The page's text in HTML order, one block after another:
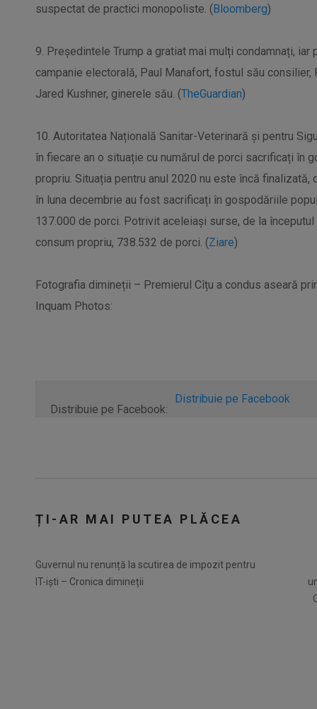
suspectat de practici monopoliste. (Bloomberg)
9. Președintele Trump a gratiat mai mulți condamnați,
campanie electorală, Paul Manafort, fostul său consilier,
Jared Kushner, ginerele său. (TheGuardian)
10. Autoritatea Națională Sanitar-Veterinară și pentru
în fiecare an o situație cu numărul de porci sacrificați în
propriu. Situația pentru anul 2020 nu este încă finalizată,
în luna decembrie au fost sacrificați în gospodăriile
137.000 de porci. Potrivit aceleiași surse, de la
consum propriu, 738.532 de porci. (Ziare)
Fotografia dimineții – Premierul Cîțu a condus aseară
Inquam Photos:
Distribuie pe Facebook:
Distribuie pe Facebook
ȚI-AR MAI PUTEA PLĂCEA
Guvernul nu renunță la scutirea de impozit pentru
IT-iști – Cronica dimineții